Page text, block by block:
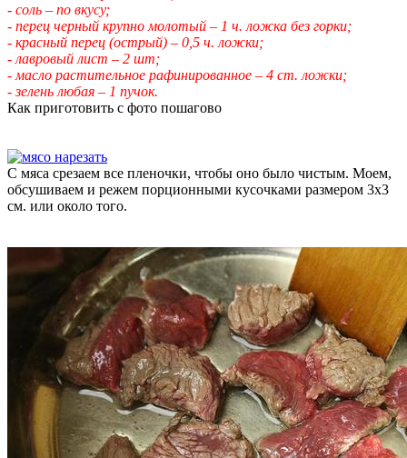
- соль – по вкусу;
- перец черный крупно молотый – 1 ч. ложка без горки;
- красный перец (острый) – 0,5 ч. ложки;
- лавровый лист – 2 шт;
- масло растительное рафинированное – 4 ст. ложки;
- зелень любая – 1 пучок.
Как приготовить с фото пошагово
С мяса срезаем все пленочки, чтобы оно было чистым. Моем,
обсушиваем и режем порционными кусочками размером 3х3
см. или около того.